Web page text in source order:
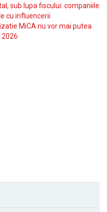
sub lupa fiscului: companiile
cu influencerii
MiCA nu vor mai putea
2026